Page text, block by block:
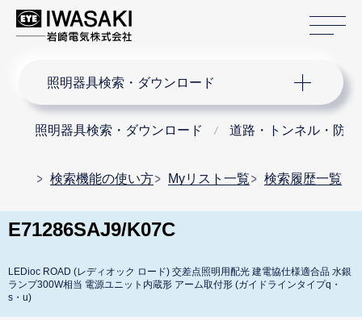
照明器具検索・ダウンロード
照明器具検索・ダウンロード 道路・トンネル・防犯
検索機能の使い方 Myリスト一覧 検索履歴一覧
E71286SAJ9/K07C
LEDioc ROAD (レディオック ロード) 交差点照明用配光 建電協仕様適合品 水銀
ランプ300W相当 電源ユニット内蔵形 アーム取付形 (ガイドラインタイプq・
s・u)